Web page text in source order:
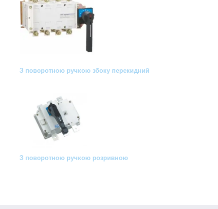
З поворотною ручкою збоку перекидний
З поворотною ручкою розривною